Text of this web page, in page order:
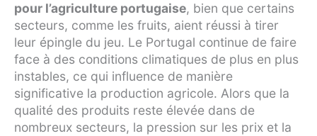
pour l’agriculture portugaise, bien que certains
secteurs, comme les fruits, aient réussi à tirer
leur épingle du jeu. Le Portugal continue de faire
face à des conditions climatiques de plus en plus
instables, ce qui influence de manière
significative la production agricole. Alors que la
qualité des produits reste élevée dans de
nombreux secteurs, la pression sur les prix et la